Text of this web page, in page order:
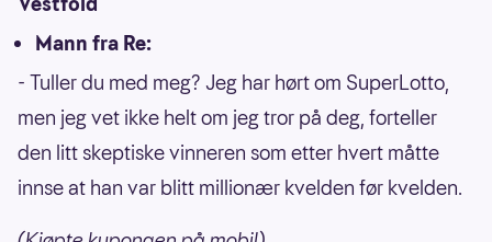
Mann fra Re:
- Tuller du med meg? Jeg har hørt om SuperLotto,
men jeg vet ikke helt om jeg tror på deg, forteller
den litt skeptiske vinneren som etter hvert måtte
innse at han var blitt millionær kvelden før kvelden.